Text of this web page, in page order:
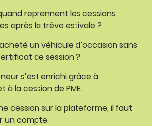
reprennent les cessions
après la trêve estivale ?
un véhicule d’occasion sans
de session ?
s’est enrichi grâce à
à la cession de PME.
cession sur la plateforme, il faut
un compte.